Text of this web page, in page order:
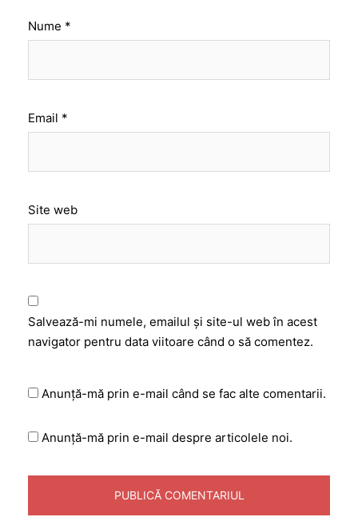
Nume *
Email *
Site web
Salvează-mi numele, emailul și site-ul web în acest
navigator pentru data viitoare când o să comentez.
Anunță-mă prin e-mail când se fac alte comentarii.
Anunță-mă prin e-mail despre articolele noi.